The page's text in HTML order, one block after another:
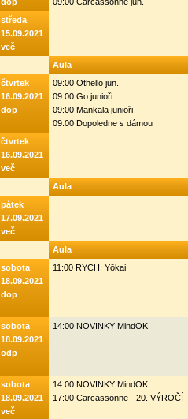
středa
15.09.2021
več
Aula
čtvrtek
16.09.2021
dop
09:00 Othello jun.
09:00 Go junioři
09:00 Mankala junioři
09:00 Dopoledne s dámou
čtvrtek
16.09.2021
več
Aula
pátek
17.09.2021
več
Aula
sobota
18.09.2021
dop
11:00 RYCH: Yōkai
sobota
18.09.2021
odp
14:00 NOVINKY MindOK
sobota
18.09.2021
več
14:00 NOVINKY MindOK
17:00 Carcassonne - 20. VÝROČÍ